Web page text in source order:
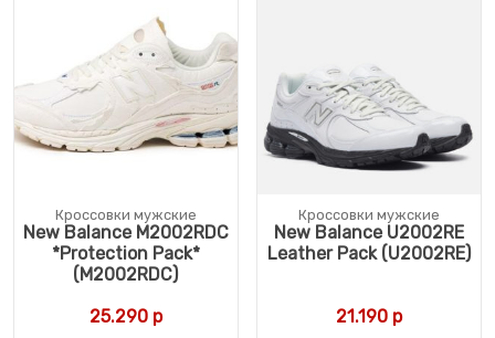
Кроссовки мужские
New Balance M2002RDC
*Protection Pack*
(M2002RDC)
25.290р
Кроссовки мужские
New Balance U2002RE
Leather Pack (U2002RE)
21.190 р